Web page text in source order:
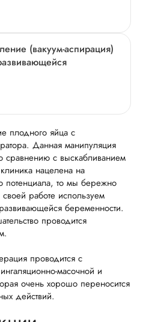
(вакуум-аспирация)
плодного яйца с
Данная манипуляция
с выскабливанием
нацелена на
потенциала, то мы бережно
работе используем
беременности.
проводится
проводится с
масочной и
очень хорошо переносится
действий.